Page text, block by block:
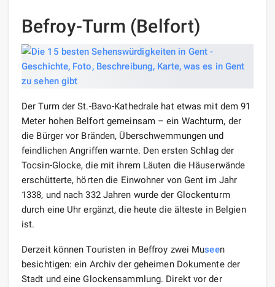
Befroy-Turm (Belfort)
Der Turm der St.-Bavo-Kathedrale hat etwas mit dem 91
Meter hohen Belfort gemeinsam – ein Wachturm, der
die Bürger vor Bränden, Überschwemmungen und
feindlichen Angriffen warnte. Den ersten Schlag der
Tocsin-Glocke, die mit ihrem Läuten die Häuserwände
erschütterte, hörten die Einwohner von Gent im Jahr
1338, und nach 332 Jahren wurde der Glockenturm
durch eine Uhr ergänzt, die heute die älteste in Belgien
ist.
Derzeit können Touristen in Beffroy zwei Museen
besichtigen: ein Archiv der geheimen Dokumente der
Stadt und eine Glockensammlung. Direkt vor der